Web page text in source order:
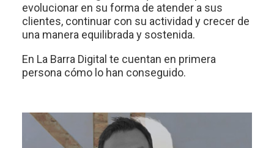
evolucionar en su forma de atender a sus
clientes, continuar con su actividad y crecer de
una manera equilibrada y sostenida.
En La Barra Digital te cuentan en primera
persona cómo lo han conseguido.